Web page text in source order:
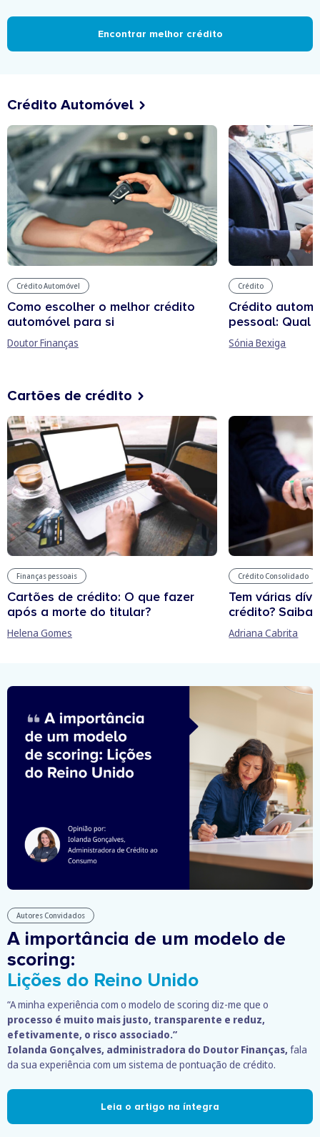
Encontrar melhor crédito
Crédito Automóvel
Crédito Automóvel
Como escolher o melhor crédito
automóvel para si
Doutor Finanças
Crédito
Crédito
pessoal: Qual
Sónia Bexiga
Cartões de crédito
Finanças pessoais
Cartões de crédito: O que fazer
após a morte do titular?
Helena Gomes
Crédito Consolidado
Tem várias
crédito? Saiba
Adriana Cabrita
Autores Convidados
A importância de um modelo de
scoring:
Lições do Reino Unido
“A minha experiência com o modelo de scoring diz-me que o
processo é muito mais justo, transparente e reduz,
efetivamente, o risco associado.”
Iolanda Gonçalves, administradora do Doutor Finanças, fala
da sua experiência com um sistema de pontuação de crédito.
Leia o artigo na íntegra